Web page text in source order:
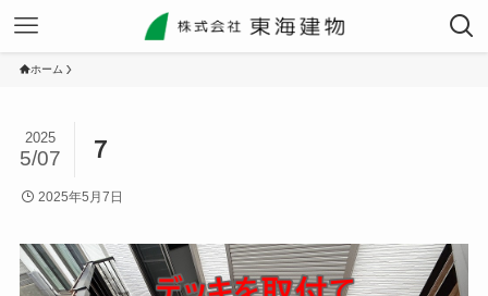
ホーム
７
2025
5/07
2025年5月7日